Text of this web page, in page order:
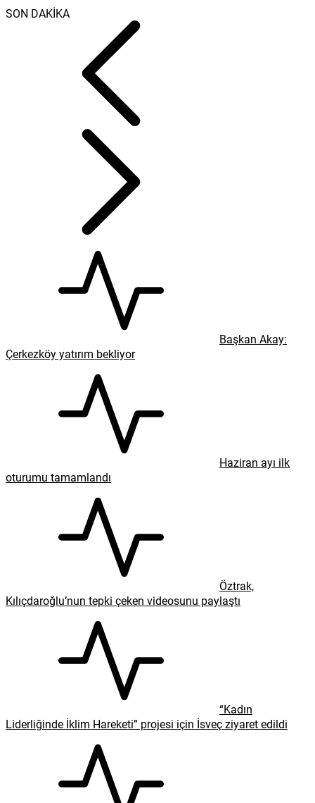
SON DAKİKA
Başkan Akay:
Çerkezköy yatırım bekliyor
Haziran ayı ilk
oturumu tamamlandı
Öztrak,
Kılıçdaroğlu’nun tepki çeken videosunu paylaştı
“Kadın
Liderliğinde İklim Hareketi” projesi için İsveç ziyaret edildi